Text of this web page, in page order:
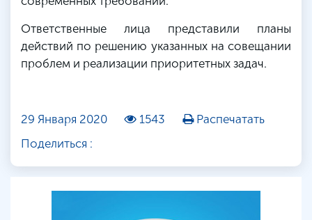
Ответственные лица представили планы
действий по решению указанных на совещании
проблем и реализации приоритетных задач.
29 Января 2020 1543
Распечатать
Поделиться :